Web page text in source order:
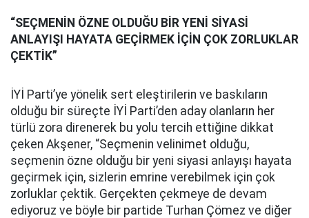
“SEÇMENİN ÖZNE OLDUĞU BİR YENİ SİYASİ
ANLAYIŞI HAYATA GEÇİRMEK İÇİN ÇOK ZORLUKLAR
ÇEKTİK”
İYİ Parti’ye yönelik sert eleştirilerin ve baskıların
olduğu bir süreçte İYİ Parti’den aday olanların her
türlü zora direnerek bu yolu tercih ettiğine dikkat
çeken Akşener, “Seçmenin velinimet olduğu,
seçmenin özne olduğu bir yeni siyasi anlayışı hayata
geçirmek için, sizlerin emrine verebilmek için çok
zorluklar çektik. Gerçekten çekmeye de devam
ediyoruz ve böyle bir partide Turhan Çömez ve diğer